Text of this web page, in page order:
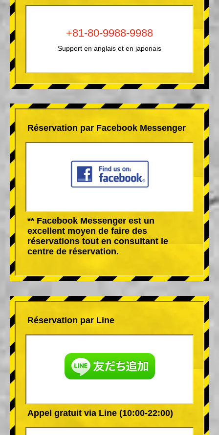
+81-80-9988-9988
Support en anglais et en japonais
Réservation par Facebook Messenger
** Facebook Messenger est un
excellent moyen de faire des
réservations tout en consultant le
centre de réservation.
Réservation par Line
Appel gratuit via Line (10:00-22:00)